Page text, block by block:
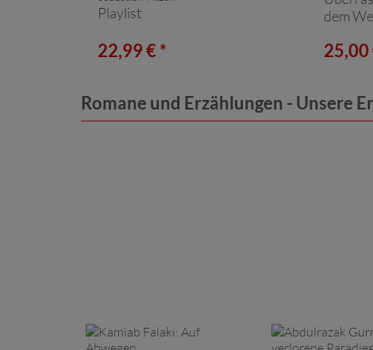
Playlist
22,99 € *
dem
25,00
Romane und Erzählungen - Unsere